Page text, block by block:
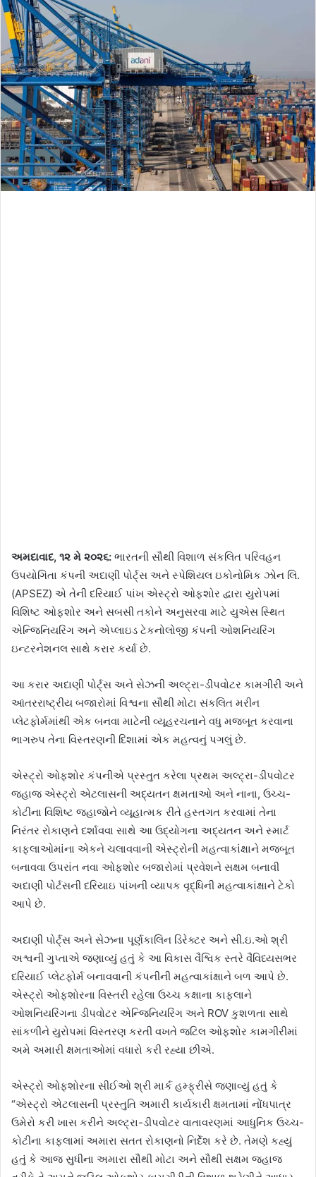
અમદાવાદ, ૧૨ મે ૨૦૨૬: ભારતની સૌથી વિશાળ સંકલિત પરિવહન
ઉપયોગિતા કંપની અદાણી પોર્ટ્સ અને સ્પેશિયલ ઇકોનોમિક ઝોન લિ.
(APSEZ) એ તેની દરિયાઈ પાંખ એસ્ટ્રો ઓફશોર દ્વારા યુરોપમાં
વિશિષ્ટ ઓફશોર અને સબસી તકોને અનુસરવા માટે યુએસ સ્થિત
એન્જિનિયરિંગ અને એપ્લાઇડ ટેકનોલોજી કંપની ઓશનિયરિંગ
ઇન્ટરનેશનલ સાથે કરાર કર્યા છે.
આ કરાર અદાણી પોર્ટ્સ અને સેઝની અલ્ટ્રા-ડીપવોટર કામગીરી અને
આંતરરાષ્ટ્રીય બજારોમાં વિશ્વના સૌથી મોટા સંકલિત મરીન
પ્લેટફોર્મમાંથી એક બનવા માટેની વ્યૂહરચનાને વધુ મજબૂત કરવાના
ભાગરુપ તેના વિસ્તરણની દિશામાં એક મહત્વનું પગલું છે.
એસ્ટ્રો ઓફશોર કંપનીએ પ્રસ્તુત કરેલા પ્રથમ અલ્ટ્રા-ડીપવોટર
જહાજ એસ્ટ્રો એટલાસની અદ્યતન ક્ષમતાઓ અને નાના, ઉચ્ચ-
કોટીના વિશિષ્ટ જહાજોને વ્યૂહાત્મક રીતે હસ્તગત કરવામાં તેના
નિરંતર રોકાણને દર્શાવવા સાથે આ ઉદ્યોગના અદ્યતન અને સ્માર્ટ
કાફલાઓમાંના એકને ચલાવવાની એસ્ટ્રોની મહત્વાકાંક્ષાને મજબૂત
બનાવવા ઉપરાંત નવા ઓફશોર બજારોમાં પ્રવેશને સક્ષમ બનાવી
અદાણી પોર્ટસની દરિયાઇ પાંખની વ્યાપક વૃદ્ધિની મહત્વાકાંક્ષાને ટેકો
આપે છે.
અદાણી પોર્ટ્સ અને સેઝના પૂર્ણકાલિન ડિરેક્ટર અને સી.ઇ.ઓ શ્રી
અશ્વની ગુપ્તાએ જણાવ્યું હતું કે આ વિકાસ વૈશ્વિક સ્તરે વૈવિધ્યસભર
દરિયાઈ પ્લેટફોર્મ બનાવવાની કંપનીની મહત્વાકાંક્ષાને બળ આપે છે.
એસ્ટ્રો ઓફશોરના વિસ્તરી રહેલા ઉચ્ચ કક્ષાના કાફલાને
ઓશનિયરિંગના ડીપવોટર એન્જિનિયરિંગ અને ROV કુશળતા સાથે
સાંકળીને યુરોપમાં વિસ્તરણ કરતી વખતે જટિલ ઓફશોર કામગીરીમાં
અમે અમારી ક્ષમતાઓમાં વધારો કરી રહ્યા છીએ.
એસ્ટ્રો ઓફશોરના સીઈઓ શ્રી માર્ક હમ્ફ્રીસે જણાવ્યું હતું કે
“એસ્ટ્રો એટલાસની પ્રસ્તુતિ અમારી કાર્યકારી ક્ષમતામાં નોંધપાત્ર
ઉમેરો કરી ખાસ કરીને અલ્ટ્રા-ડીપવોટર વાતાવરણમાં આધુનિક ઉચ્ચ-
કોટીના કાફલામાં અમારા સતત રોકાણનો નિર્દેશ કરે છે. તેમણે કહ્યું
હતું કે આજ સુધીના અમારા સૌથી મોટા અને સૌથી સક્ષમ જહાજ